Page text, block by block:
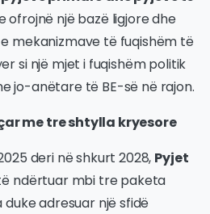
ofrojnë një bazë ligjore dhe
mekanizmave të fuqishëm të
si një mjet i fuqishëm politik
jo-anëtare të BE-së në rajon.
me tre shtylla kryesore
deri në shkurt 2028, Pyjet
ndërtuar mbi tre paketa
adresuar një sfidë